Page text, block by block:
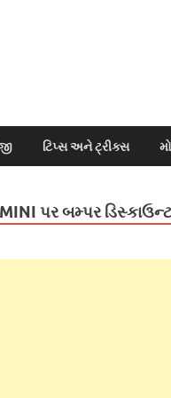
ટિપ્સ અને ટ્રીક્સ
પર બમ્પર ડિસ્કાઉન્ટ